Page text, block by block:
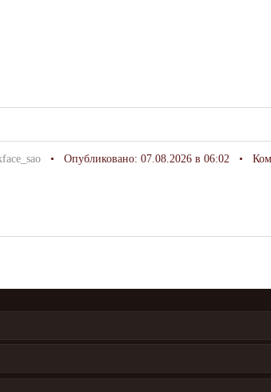
• Опубликовано: 07.08.2026 в 06:02 •